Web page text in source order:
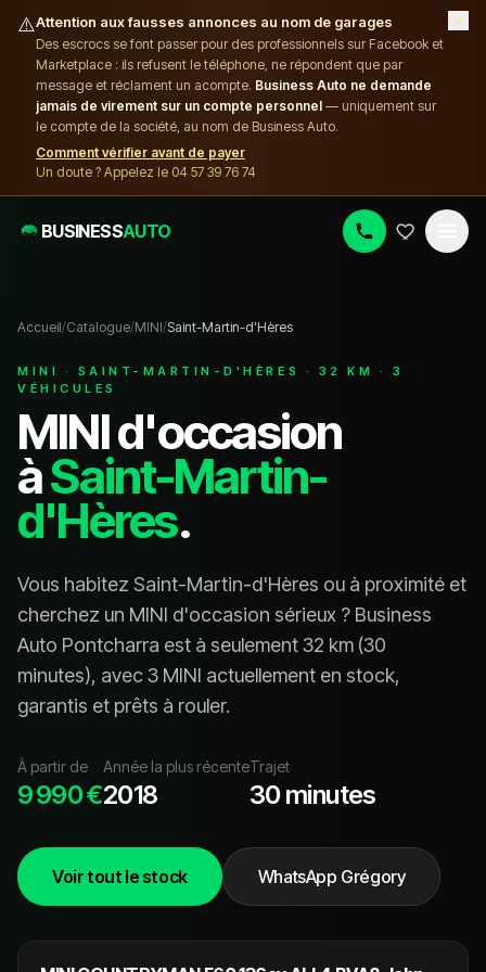
⚠️Attention aux fausses annonces au nom de garages
Des escrocs se font passer pour des professionnels sur Facebook et
Marketplace : ils refusent le téléphone, ne répondent que par
message et réclament un acompte. Business Auto ne demande
jamais de virement sur un compte personnel — uniquement sur
le compte de la société, au nom de Business Auto.
Comment vérifier avant de payer
Un doute ? Appelez le 04 57 39 76 74
×
BUSINESSAUTO
Accueil/Catalogue/MINI/Saint-Martin-d'Hères
MINI · SAINT-MARTIN-D'HÈRES · 32 KM · 3
VÉHICULES
MINId'occasion
àSaint-Martin-
d'Hères.
Vous habitez Saint-Martin-d'Hères ou à proximité et
cherchez un MINI d'occasion sérieux ? Business
Auto Pontcharra est à seulement32 km (30
minutes), avec3 MINI actuellement en stock,
garantis et prêts à rouler.
À partir de
9 990 €
Année la plus récente
2018
Trajet
30 minutes
Voir tout le stock
WhatsApp Grégory
18 990 €